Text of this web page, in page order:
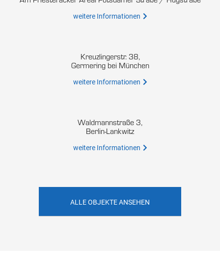
weitere Informationen
Kreuzlingerstr. 38,
Germering bei München
weitere Informationen
Waldmannstraße 3,
Berlin-Lankwitz
weitere Informationen
ALLE OBJEKTE ANSEHEN